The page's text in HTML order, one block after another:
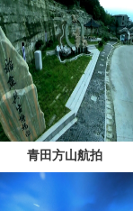
青田方山航拍